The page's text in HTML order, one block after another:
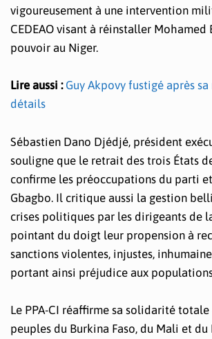
vigoureusement à une intervention
CEDEAO visant à réinstaller Mohamed
pouvoir au Niger.
Lire aussi : Guy Akpovy fustigé après
détails
Sébastien Dano Djédjé, président
souligne que le retrait des trois États
confirme les préoccupations du parti
Gbagbo. Il critique aussi la gestion
crises politiques par les dirigeants de la
pointant du doigt leur propension à
sanctions violentes, injustes,
portant ainsi préjudice aux
Le PPA-CI réaffirme sa solidarité totale
peuples du Burkina Faso, du Mali et